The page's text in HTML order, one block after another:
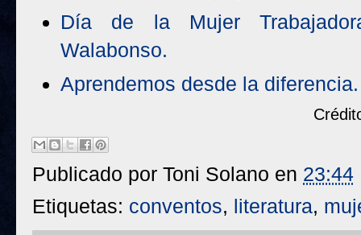
Día de la Mujer
Walabonso.
Aprendemos desde la diferencia.
Publicado por Toni Solano en 23:44
Etiquetas: conventos, literatura,